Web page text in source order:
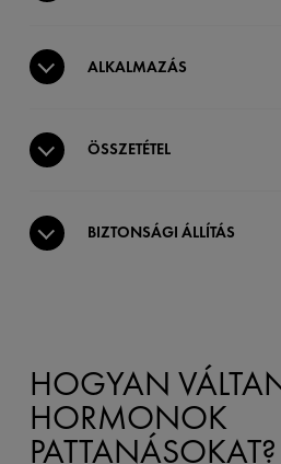
ALKALMAZÁS
ÖSSZETÉTEL
BIZTONSÁGI ÁLLÍTÁS
HOGYAN
HORMONOK
PATTANÁSOKAT?